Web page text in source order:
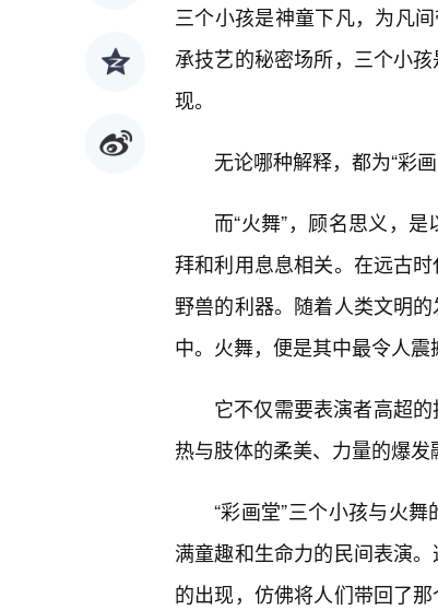
三个小孩是神童下凡，为凡
承技艺的秘密场所，三个小
现。
无论哪种解释，都为“彩
而“火舞”，顾名思义，
拜和利用息息相关。在远古
野兽的利器。随着人类文明
中。火舞，便是其中最令人震
它不仅需要表演者高超
热与肢体的柔美、力量的爆发
“彩画堂”三个小孩与火
满童趣和生命力的民间表演
的出现，仿佛将人们带回了